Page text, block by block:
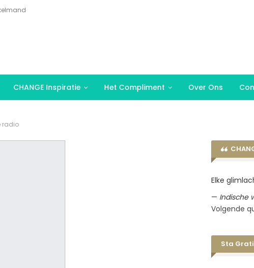
CHANGE Inspiratie Het Compliment Over Ons
radio
Elke
— Indische
Volgende
Sta